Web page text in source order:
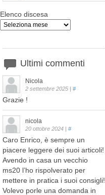
Elenco discesa
Ultimi commenti
Nicola
2 settembre 2025 | #
Grazie !
nicola
20 ottobre 2024 | #
Caro Enrico, è sempre un
piacere leggere dei suoi articoli!
Avendo in casa un vecchio
ms20 l’ho rispolverato per
mettere in pratica i suoi consigli!
Volevo porle una domanda in